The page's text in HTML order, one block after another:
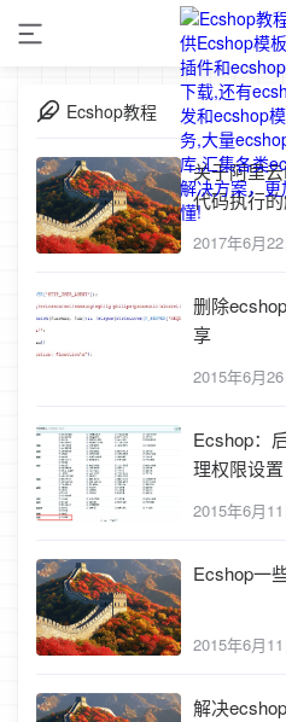
Ecshop教程
关于阿里
代码执行
2017年6月22
删除
享
2015年6月26
Ecshop：
理权限设置
2015年6月11
Ecshop一
2015年6月11
解决